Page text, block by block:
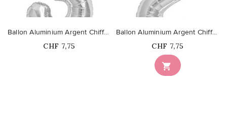
Ballon Aluminium Argent Chiffre 3
Prix
CHF 7,75

Ballon Aluminium Argent Chiffre 2
Prix
CHF 7,75